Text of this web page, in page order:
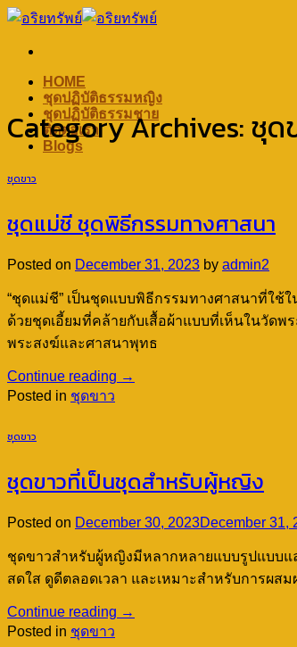
Skip
HOME
ชุดปฏิบัติธรรมหญิง
ชุดปฏิบัติธรรมชาย
ติดต่อเรา
Blogs
Category Archives:ชุด
ชุดขาว
ชุดแม่ชี ชุดพิธีกรรมทางศาสนา
Posted on December 31, 2023 by admin2
“ชุดแม่ชี” เป็นชุดแบบพิธีกรรมทางศาสนาที่ใ
ด้วยชุดเอี้ยมที่คล้ายกับเสื้อผ้าแบบที่เห็นในวัด
พระสงฆ์และศาสนาพุทธ
Continue reading →
Posted in ชุดขาว
ชุดขาว
ชุดขาวที่เป็นชุดสำหรับผู้หญิง
Posted on December 30, 2023December 31,
ชุดขาวสำหรับผู้หญิงมีหลากหลายแบบรูปแบบแ
สดใส ดูดีตลอดเวลา และเหมาะสำหรับการ
Continue reading →
Posted in ชุดขาว